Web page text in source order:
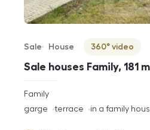
Sale houses Family, 181
Offer type
Sale
Property type
House
Virtuální prohlídka
360° video
rozměry
disposition
Family
funkce
garge terrace in a family